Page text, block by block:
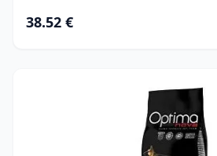
38.52 €